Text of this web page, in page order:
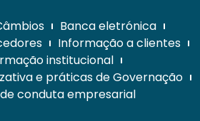
Banca eletrónica
Informação a clientes
institucional
e práticas de Governação
conduta empresarial